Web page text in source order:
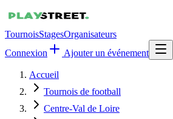
TournoisStagesOrganisateurs
Connexion
Ajouter un événement
Accueil
Tournois de football
Centre-Val de Loire